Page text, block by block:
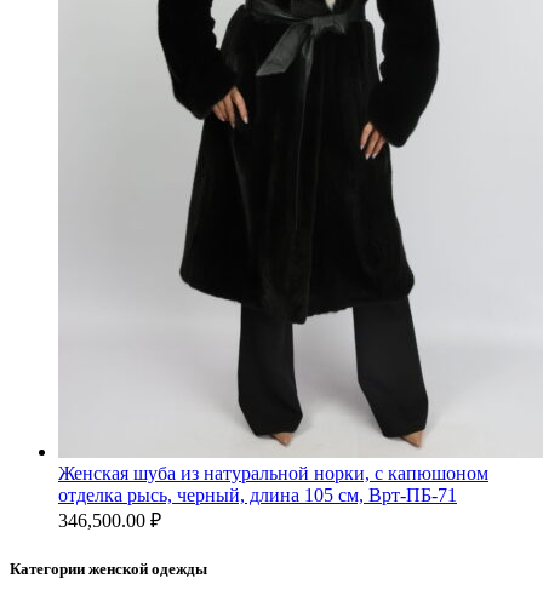
Женская шуба из натуральной норки, с капюшоном
отделка рысь, черный, длина 105 см, Врт-ПБ-71
346,500.00 ₽
Категории женской одежды